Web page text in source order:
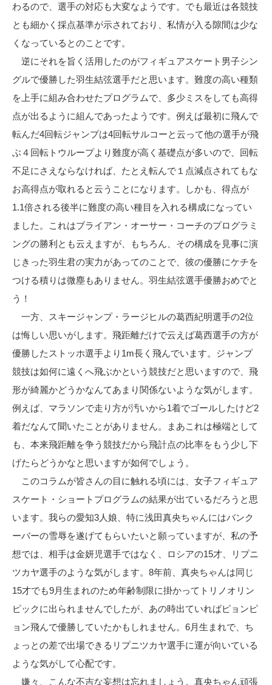
わるので、選手の対応も大変なようです。でも最近は各競技
とも細かく採点基準が示されており、私情が入る隙間は少な
くなっているとのことです。
逆にそれを旨く活用したのがフィギュアスケート男子シン
グルで優勝した羽生結弦選手だと思います。難度の高い種類
を上手に組み合わせたプログラムで、多少ミスをしても高得
点が出るように組んであったようです。例えば最初に飛んで
転んだ4回転ジャンプは4回転サルコーと云って他の選手が飛
ぶ４回転トウループより難度が高く基礎点が多いので、回転
不足にさえならなければ、たとえ転んで１点減点されてもな
お高得点が取れると云うことになります。しかも、得点が
1.1倍される後半に難度の高い種目を入れる構成になってい
ました。これはブライアン・オーサー・コーチのプログラミ
ングの勝利とも云えますが、もちろん、その構成を見事に演
じきった羽生君の実力があってのことで、彼の優勝にケチを
つける積りは微塵もありません。羽生結弦選手優勝おめでと
う！
一方、スキージャンプ・ラージヒルの葛西紀明選手の2位
は悔しい思いがします。飛距離だけで云えば葛西選手の方が
優勝したストッホ選手より1m長く飛んでいます。ジャンプ
競技は如何に遠くへ飛ぶかという競技だと思いますので、飛
形が綺麗かどうかなんてあまり関係ないような気がします。
例えば、マラソンで走り方が汚いから1着でゴールしたけど2
着だなんて聞いたことがありません。まあこれは極端として
も、本来飛距離を争う競技だから飛計点の比率をもう少し下
げたらどうかなと思いますが如何でしょう。
このコラムが皆さんの目に触れる頃には、女子フィギュア
スケート・ショートプログラムの結果が出ているだろうと思
います。我らの愛知3人娘、特に浅田真央ちゃんにはバンク
ーバーの雪辱を遂げてもらいたいと願っていますが、私の予
想では、相手は金妍児選手ではなく、ロシアの15才、リプニ
ツカヤ選手のような気がします。8年前、真央ちゃんは同じ
15才でも9月生まれのため年齢制限に掛かってトリノオリン
ピックに出られませんでしたが、あの時出ていればピョンピ
ョン飛んで優勝していたかもしれません。6月生まれで、ち
ょっとの差で出場できるリプニツカヤ選手に運が向いている
ような気がして心配です。
嫌々、こんな不吉な妄想は忘れましょう。真央ちゃん頑張